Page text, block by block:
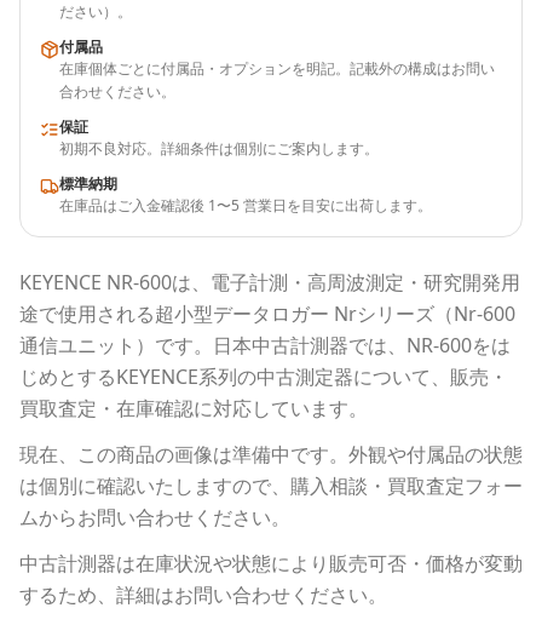
ださい）。
付属品
在庫個体ごとに付属品・オプションを明記。記載外の構成はお問い
合わせください。
保証
初期不良対応。詳細条件は個別にご案内します。
標準納期
在庫品はご入金確認後 1〜5 営業日を目安に出荷します。
KEYENCE NR-600は、電子計測・高周波測定・研究開発用
途で使用される超小型データロガー Nrシリーズ（Nr-600
通信ユニット） です。 日本中古計測器では、 NR-600をは
じめとするKEYENCE系列の中古測定器について、販売・
買取査定・在庫確認に対応しています。
現在、この商品の画像は準備中です。外観や付属品の状態
は個別に確認いたしますので、購入相談・買取査定フォー
ムからお問い合わせください。
中古計測器は在庫状況や状態により販売可否・価格が変動
するため、詳細はお問い合わせください。